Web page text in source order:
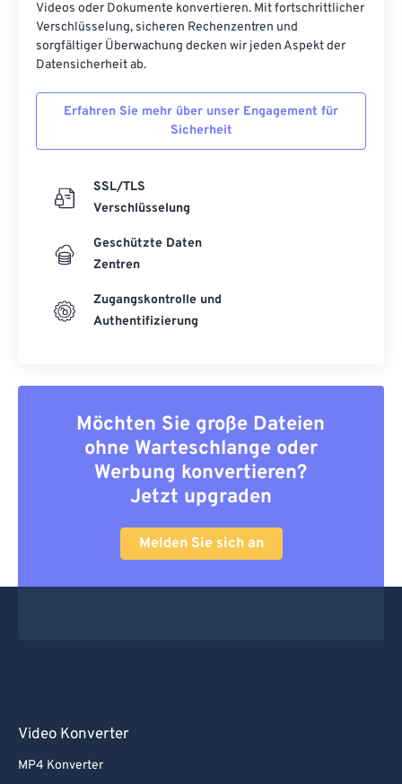
Videos oder Dokumente konvertieren. Mit fortschrittlicher
Verschlüsselung, sicheren Rechenzentren und
sorgfältiger Überwachung decken wir jeden Aspekt der
Datensicherheit ab.
Erfahren Sie mehr über unser Engagement für
Sicherheit
SSL/TLS
Verschlüsselung
Geschützte Daten
Zentren
Zugangskontrolle und
Authentifizierung
Möchten Sie große Dateien
ohne Warteschlange oder
Werbung konvertieren?
Jetzt upgraden
Melden Sie sich an
Video Konverter
MP4 Konverter